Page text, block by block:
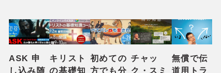
ASK 申
し込み随
キリスト
の基礎知
初めての
方でも分
チャッ
ク・スミ
無償で伝
道用トラ